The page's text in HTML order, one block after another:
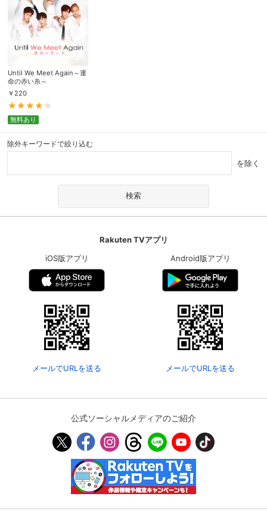
Until We Meet Again～運
命の赤い糸～
￥ 220
無料あり
除外キーワードで絞り込む
を除く
Rakuten TVアプリ
iOS版アプリ
メールでURLを送る
Android版アプリ
メールでURLを送る
公式ソーシャルメディアのご紹介